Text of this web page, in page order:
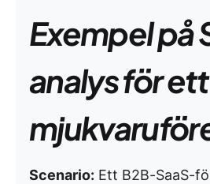
Exempel på
analys för
Scenario: Ett B2B-SaaS-